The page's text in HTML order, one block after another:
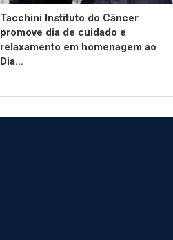
Tacchini Instituto do Câncer
promove dia de cuidado e
relaxamento em homenagem ao
Dia…